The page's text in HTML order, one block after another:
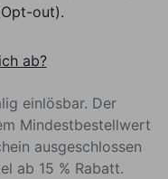
out).
ab?
einlösbar. Der
Mindestbestellwert
ausgeschlossen
ab 15 % Rabatt.